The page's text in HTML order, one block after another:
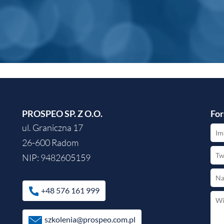
PROSPEO SP. Z O.O.
ul. Graniczna 17
26-600 Radom
NIP: 9482605159
+48 576 161 999
szkolenia@prospeo.com.pl